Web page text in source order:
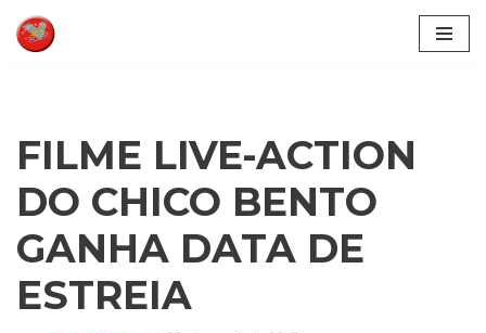
Pular
FILME LIVE-ACTION
DO CHICO BENTO
GANHA DATA DE
ESTREIA